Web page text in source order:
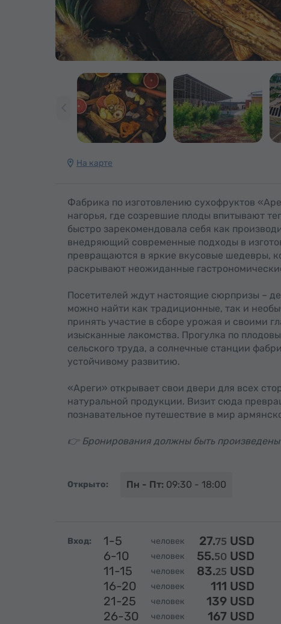
На карте
Фабрика по изготовлению сухофруктов
нагорья, где созревшие плоды впитывают
быстро зарекомендовала себя как
внедряющий современные подходы в
превращаются в яркие вкусовые шедевры,
раскрывают неожиданные
Посетителей ждут настоящие сюрпризы –
можно найти как традиционные, так и
принять участие в сборе урожая и своими
изысканные лакомства. Прогулка по
сельского труда, а солнечные станции
устойчивому развитию.
«Ареги» открывает свои двери для всех
натуральной продукции. Визит сюда
познавательное путешествие в мир
👉 Бронирования должны быть произведены
Открыто: Пн - Пт: 09:30 - 18:00
Вход: 1-5 человек 27.75 USD
6-10
человек 55.50 USD
11-15
человек 83.25 USD
16-20
человек
111 USD
21-25
человек
139 USD
26-30
человек 167 USD